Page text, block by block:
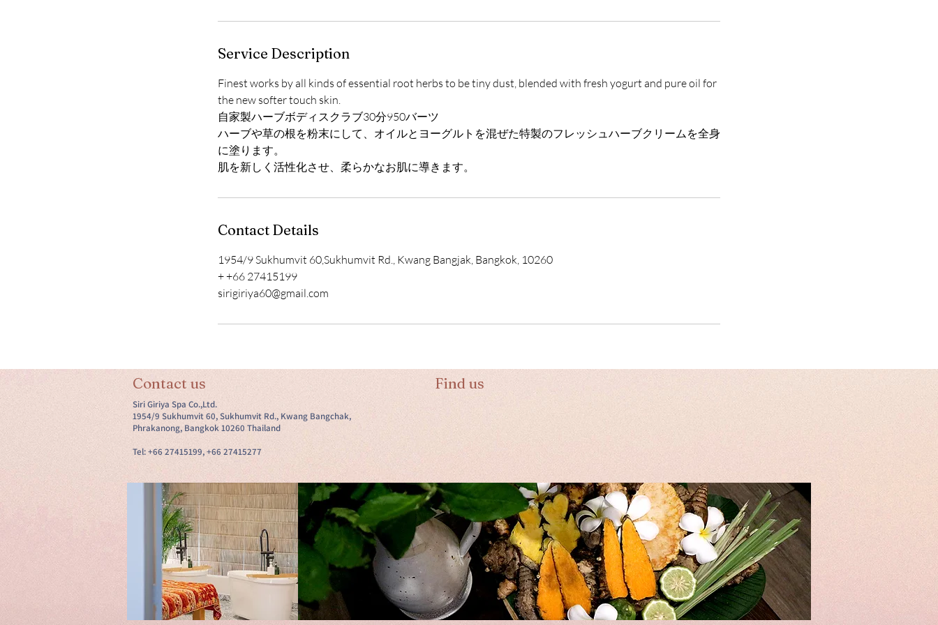
Service Description
Finest works by all kinds of essential root herbs to be tiny dust, blended with fresh yogurt and pure oil for
the new softer touch skin.
自家製ハーブボディスクラブ30分950バーツ
ハーブや草の根を粉末にして、オイルとヨーグルトを混ぜた特製のフレッシュハーブクリームを全身
に塗ります。
肌を新しく活性化させ、柔らかなお肌に導きます。
Contact Details
1954/9 Sukhumvit 60,Sukhumvit Rd., Kwang Bangjak, Bangkok, 10260
+ +66 27415199
sirigiriya60@gmail.com
Contact us Find us
Siri Giriya Spa Co.,Ltd.
1954/9 Sukhumvit 60, Sukhumvit Rd., Kwang Bangchak,
Phrakanong, Bangkok 10260 Thailand
Tel: +66 27415199, +66 27415277